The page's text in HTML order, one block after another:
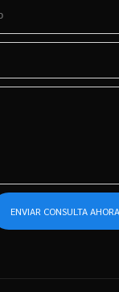
ENVIAR CONSULTA AHORA